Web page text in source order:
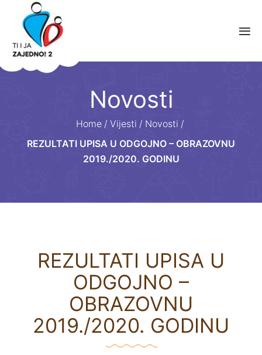
Novosti
Home / Vijesti / Novosti /
REZULTATI UPISA U ODGOJNO – OBRAZOVNU
2019./2020. GODINU
REZULTATI UPISA U
ODGOJNO –
OBRAZOVNU
2019./2020. GODINU